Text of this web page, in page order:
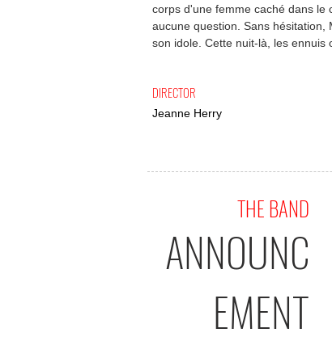
corps d'une femme caché dans le
aucune question. Sans hésitation,
son idole. Cette nuit-là, les ennuis
DIRECTOR
Jeanne Herry
ANNOUNC
EMENT
THE BAND